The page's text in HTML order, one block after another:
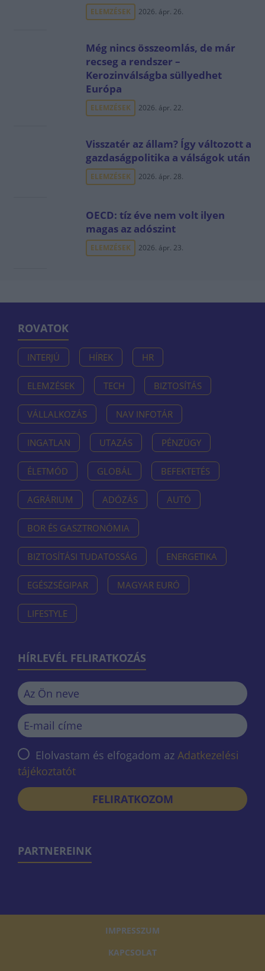
ELEMZÉSEK 2026. ápr. 26.
Még nincs összeomlás, de már
recseg a rendszer –
Kerozinválságba süllyedhet
Európa
ELEMZÉSEK 2026. ápr. 22.
Visszatér az állam? Így változott a
gazdaságpolitika a válságok után
ELEMZÉSEK 2026. ápr. 28.
OECD: tíz éve nem volt ilyen
magas az adószint
ELEMZÉSEK 2026. ápr. 23.
ROVATOK
INTERJÚ HÍREK HR
ELEMZÉSEK TECH BIZTOSÍTÁS
VÁLLALKOZÁS NAV INFOTÁR
INGATLAN UTAZÁS PÉNZÜGY
ÉLETMÓD GLOBÁL BEFEKTETÉS
AGRÁRIUM ADÓZÁS AUTÓ
BOR ÉS GASZTRONÓMIA
BIZTOSÍTÁSI TUDATOSSÁG ENERGETIKA
EGÉSZSÉGIPAR MAGYAR EURÓ
LIFESTYLE
HÍRLEVÉL FELIRATKOZÁS
Elolvastam és elfogadom az Adatkezelési
tájékoztatót
FELIRATKOZOM
PARTNEREINK
IMPRESSZUM
KAPCSOLAT